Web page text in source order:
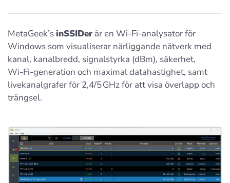
MetaGeek’sinSSIDerär en Wi‑Fi-analysator för
Windows som visualiserar närliggande nätverk med
kanal, kanalbredd, signalstyrka (dBm), säkerhet,
Wi‑Fi-generation och maximal datahastighet, samt
livekanalgrafer för 2,4/5 GHz för att visa överlapp och
trängsel.